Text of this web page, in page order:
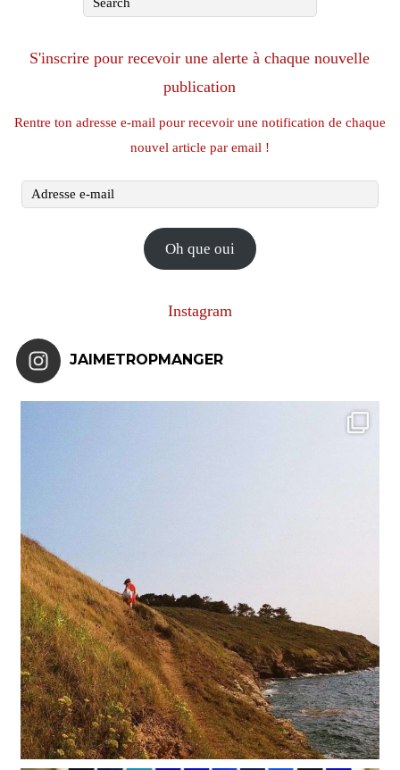
S'inscrire pour recevoir une alerte à chaque nouvelle
publication
Rentre ton adresse e-mail pour recevoir une notification de chaque
nouvel article par email !
Adresse
Oh que oui
Instagram
JAIMETROPMANGER